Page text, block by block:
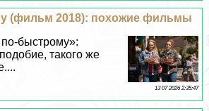
(фильм 2018): похожие фильмы
быстрому»:
такого же
13 07 2026 2:35:47